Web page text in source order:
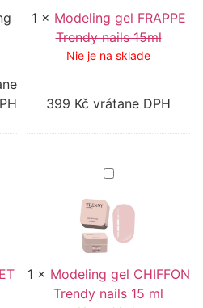
1 ×Modeling gel FRAPPE
Trendy nails 15ml
Nie je na sklade
399 Kč vrátane DPH
Modeling
gel
CHIFFON
Trendy
nails
15
ml
1 × Modeling gel CHIFFON
Trendy nails 15 ml